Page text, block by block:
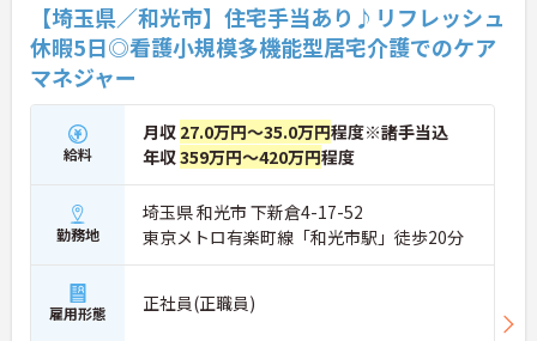
【埼玉県／和光市】住宅手当あり♪リフレッシュ
休暇5日◎看護小規模多機能型居宅介護でのケア
マネジャー
給料
月収 27.0万円～35.0万円程度※諸手当込
年収359万円～420万円程度
勤務地
埼玉県 和光市 下新倉4-17-52
東京メトロ有楽町線「和光市駅」徒歩20分
雇用形態 正社員(正職員)